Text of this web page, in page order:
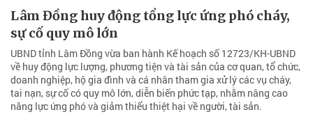
Lâm Đồng huy động tổng lực ứng phó cháy,
sự cố quy mô lớn
UBND tỉnh Lâm Đồng vừa ban hành Kế hoạch số 12723/KH-UBND
về huy động lực lượng, phương tiện và tài sản của cơ quan, tổ chức,
doanh nghiệp, hộ gia đình và cá nhân tham gia xử lý các vụ cháy,
tai nạn, sự cố có quy mô lớn, diễn biến phức tạp, nhằm nâng cao
năng lực ứng phó và giảm thiểu thiệt hại về người, tài sản.